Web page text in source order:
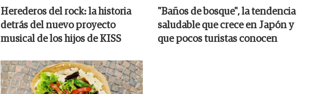
Herederos del rock: la historia
detrás del nuevo proyecto
musical de los hijos de KISS
"Baños de bosque", la tendencia
saludable que crece en Japón y
que pocos turistas conocen